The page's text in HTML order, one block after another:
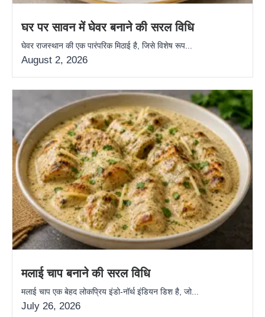
घर पर सावन में घेवर बनाने की सरल विधि
घेवर राजस्थान की एक पारंपरिक मिठाई है, जिसे विशेष रूप...
August 2, 2026
मलाई चाप बनाने की सरल विधि
मलाई चाप एक बेहद लोकप्रिय इंडो-नॉर्थ इंडियन डिश है, जो...
July 26, 2026